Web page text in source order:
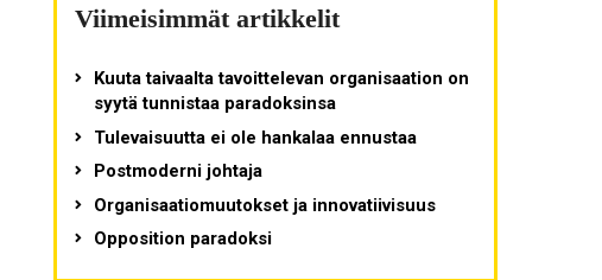
Viimeisimmät artikkelit
Kuuta taivaalta tavoittelevan organisaation on
syytä tunnistaa paradoksinsa
Tulevaisuutta ei ole hankalaa ennustaa
Postmoderni johtaja
Organisaatiomuutokset ja innovatiivisuus
Opposition paradoksi